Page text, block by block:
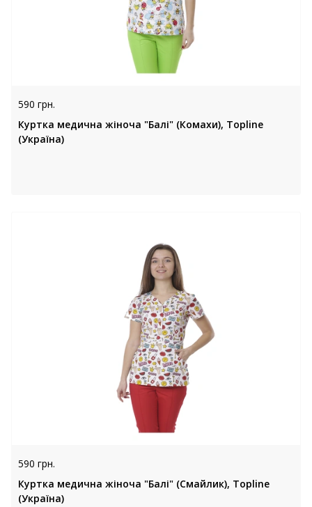
590 грн.
Куртка медична жіноча "Балі" (Комахи), Topline
(Україна)
590 грн.
Куртка медична жіноча "Балі" (Смайлик), Topline
(Україна)